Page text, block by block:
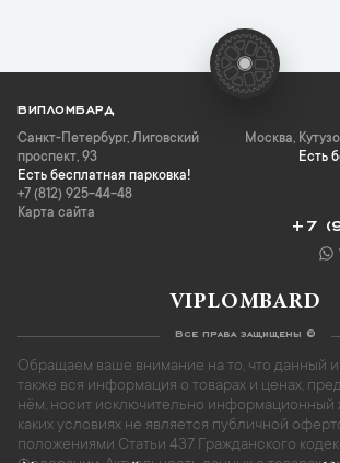
ВИПЛОМБАРД
Санкт-Петербург, Лиговский
проспект, 93
Есть бесплатная парковка!
+7 (812) 925-44-48
Карта сайта
Москва,
Есть
+7
VIPLOMBARD
Все права защищены ©
Обращаем ваше внимание на то, что данный
также вся информация о товарах и ценах,
нём, носит исключительно информационный
каких условиях не является публичной
положениями Статьи 437 Гражданского